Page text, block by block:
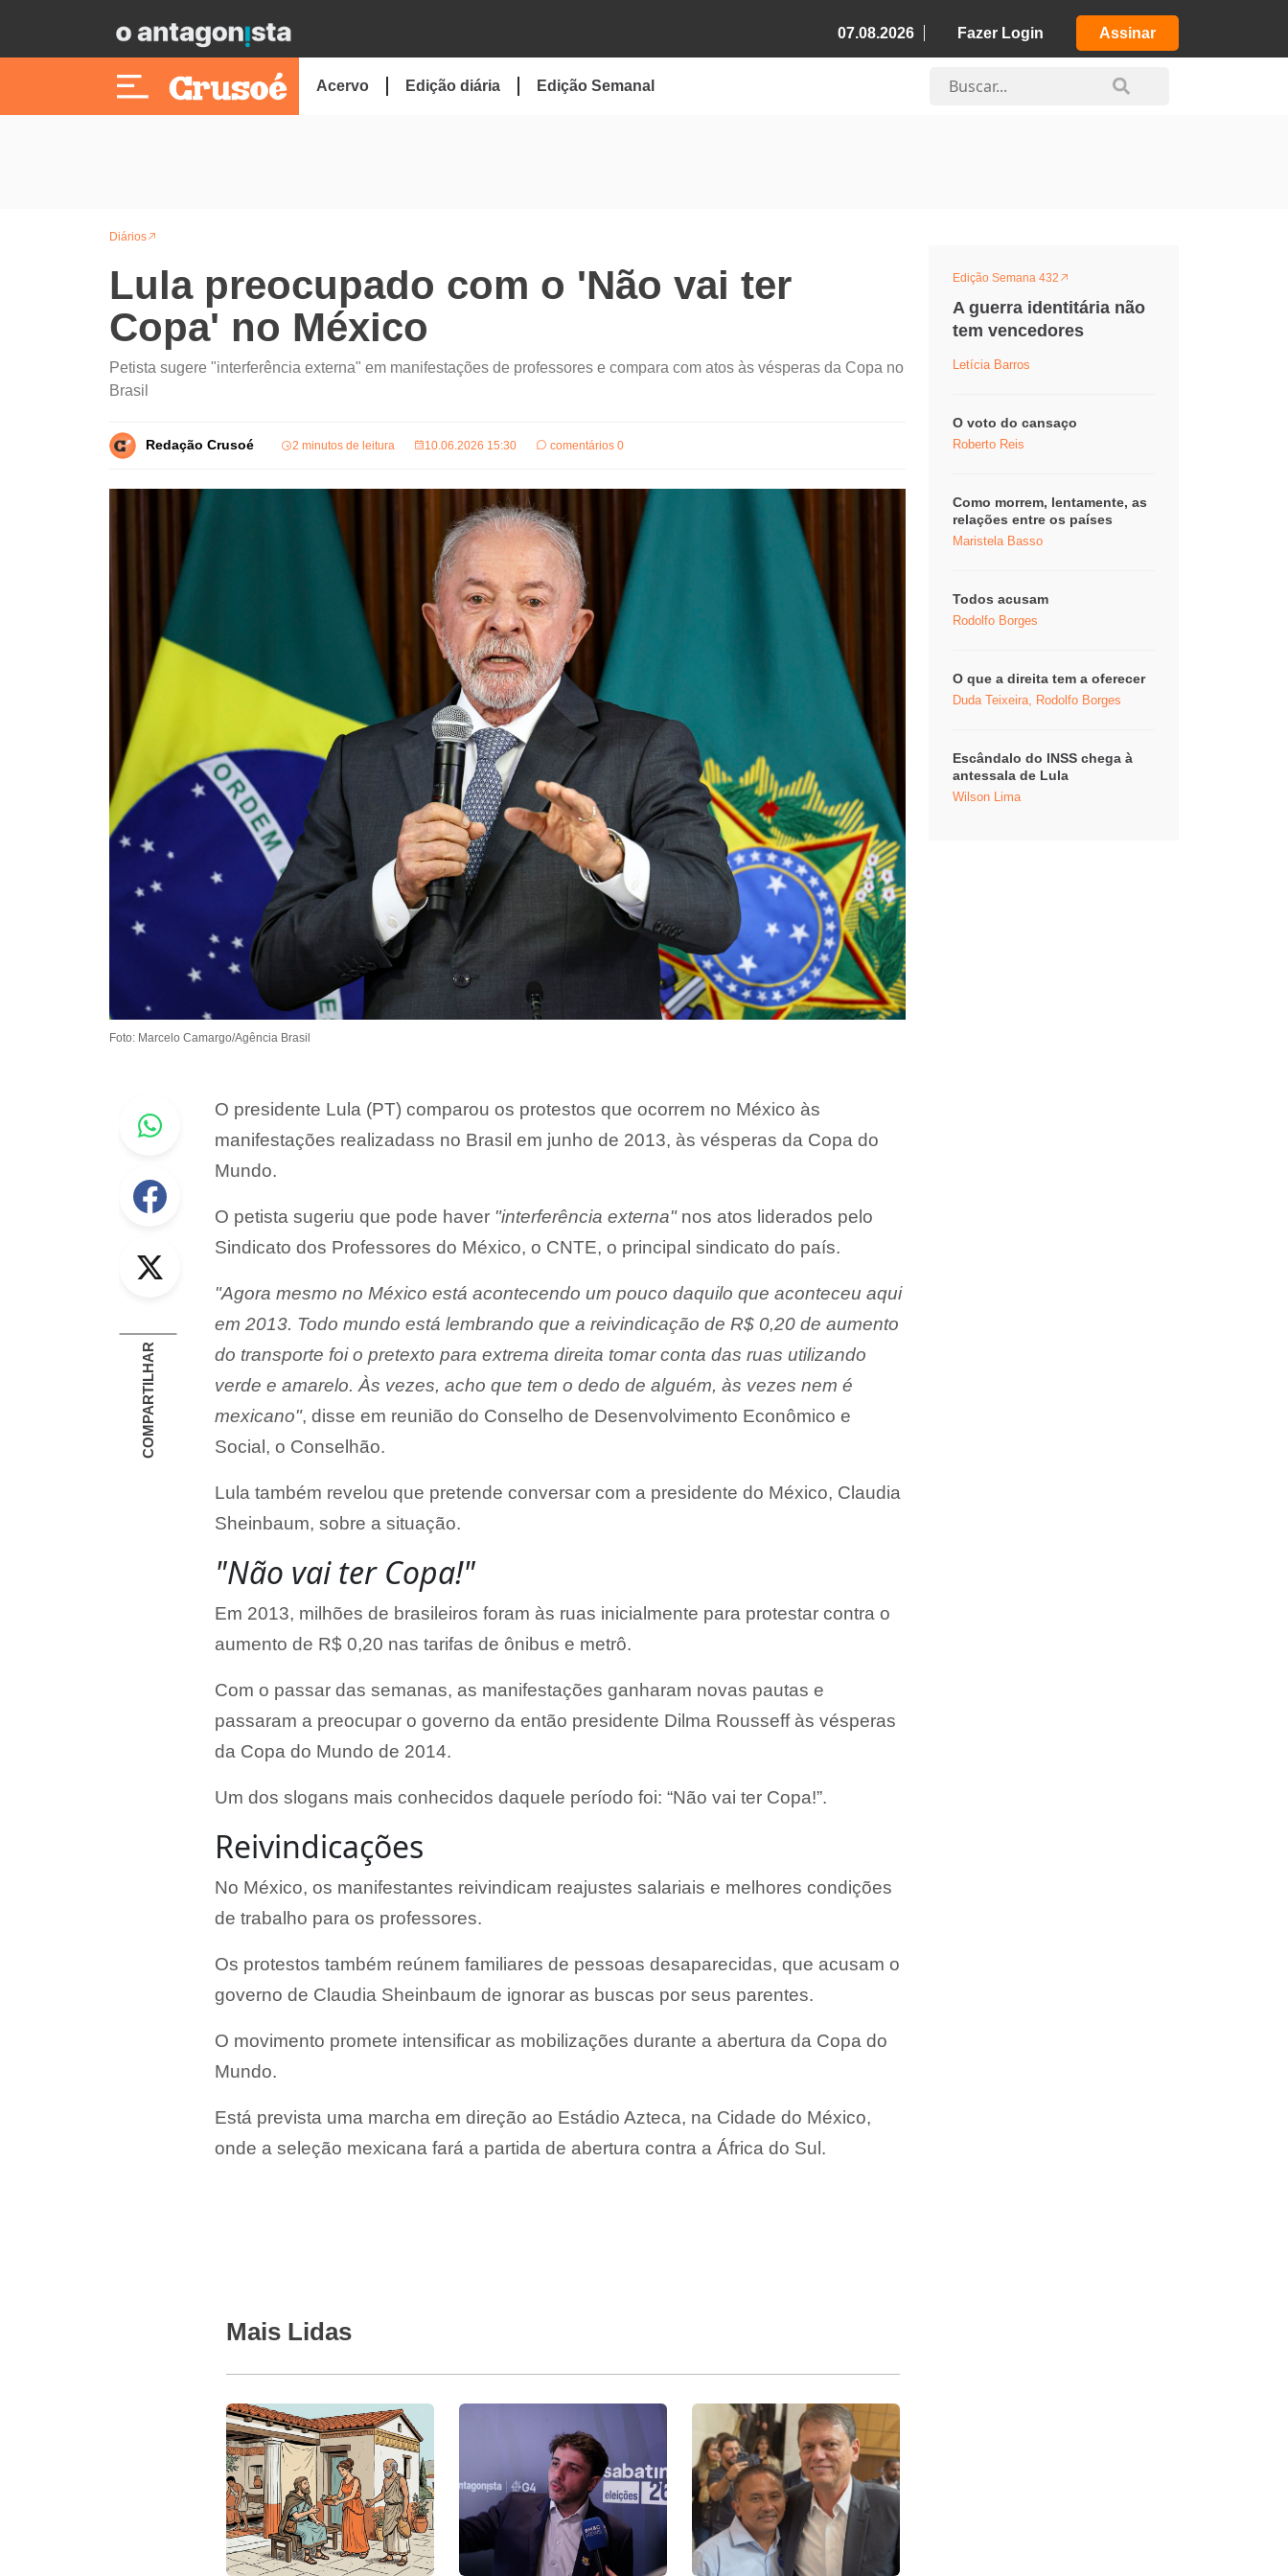
07.08.2026 Fazer Login Assinar
Acervo Edição diária Edição Semanal
Diários
Lula preocupado com o 'Não vai ter
Copa' no México
Petista sugere "interferência externa" em manifestações de professores e compara com atos às vésperas da Copa no
Brasil
Redação Crusoé 2 minutos de leitura 10.06.2026 15:30 comentários 0
Foto: Marcelo Camargo/Agência Brasil
Whastapp
Facebook
Twitter
COMPARTILHAR
O presidente Lula (PT) comparou os protestos que ocorrem no México às
manifestações realizadass no Brasil em junho de 2013, às vésperas da Copa do
Mundo.
O petista sugeriu que pode haver "interferência externa"nos atos liderados pelo
Sindicato dos Professores do México, o CNTE, o principal sindicato do país.
"Agora mesmo no México está acontecendo um pouco daquilo que aconteceu aqui
em 2013. Todo mundo está lembrando que a reivindicação de R$ 0,20 de aumento
do transporte foi o pretexto para extrema direita tomar conta das ruas utilizando
verde e amarelo. Às vezes, acho que tem o dedo de alguém, às vezes nem é
mexicano", disse em reunião do Conselho de Desenvolvimento Econômico e
Social, o Conselhão.
Lula também revelou que pretende conversar com a presidente do México, Claudia
Sheinbaum, sobre a situação.
"Não vai ter Copa!"
Em 2013, milhões de brasileiros foram às ruas inicialmente para protestar contra o
aumento de R$ 0,20 nas tarifas de ônibus e metrô.
Com o passar das semanas, as manifestações ganharam novas pautas e
passaram a preocupar o governo da então presidente Dilma Rousseff às vésperas
da Copa do Mundo de 2014.
Um dos slogans mais conhecidos daquele período foi: “Não vai ter Copa!”.
Reivindicações
No México, os manifestantes reivindicam reajustes salariais e melhores condições
de trabalho para os professores.
Os protestos também reúnem familiares de pessoas desaparecidas, que acusam o
governo de Claudia Sheinbaum de ignorar as buscas por seus parentes.
O movimento promete intensificar as mobilizações durante a abertura da Copa do
Mundo.
Está prevista uma marcha em direção ao Estádio Azteca, na Cidade do México,
onde a seleção mexicana fará a partida de abertura contra a África do Sul.
Edição Semana 432
A guerra identitária não
tem vencedores
Letícia Barros
O voto do cansaço
Roberto Reis
Como morrem, lentamente, as
relações entre os países
Maristela Basso
Todos acusam
Rodolfo Borges
O que a direita tem a oferecer
Duda Teixeira, Rodolfo Borges
Escândalo do INSS chega à
antessala de Lula
Wilson Lima
Mais Lidas